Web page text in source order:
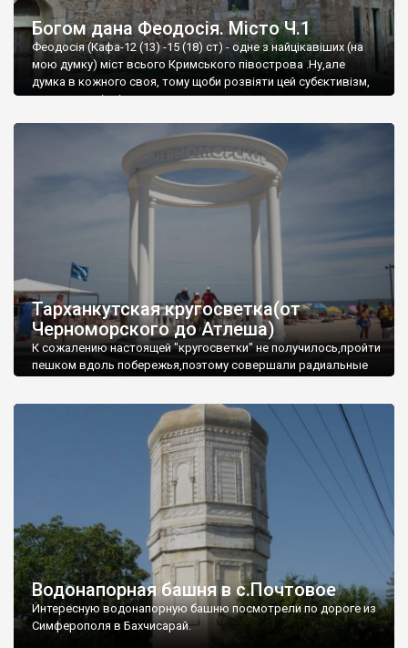
Богом дана Феодосія. Місто Ч.1
Феодосія (Кафа-12 (13) -15 (18) ст) - одне з найцікавіших (на
мою думку) міст всього Кримського півострова .Ну,але
думка в кожного своя, тому щоби розвіяти цей субєктивізм,
запрошую відвідати це
Тарханкутская кругосветка(от
Черноморского до Атлеша)
К сожалению настоящей "кругосветки" не получилось,пройти
пешком вдоль побережья,поэтому совершали радиальные
Водонапорная башня в с.Почтовое
Интересную водонапорную башню посмотрели по дороге из
Симферополя в Бахчисарай.